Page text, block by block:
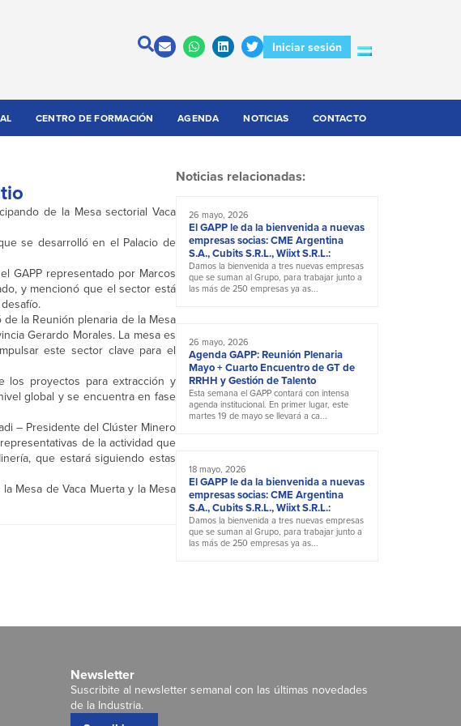
Iniciar sesión
CENTRO DE FORMACIÓN AGENDA NOTICIAS CONTACTO
de la Mesa sectorial Vaca
se desarrolló en el Palacio de
GAPP representado por Marcos
y mencionó que el sector está
la Reunión plenaria de la Mesa
Gerardo Morales. La mesa es
este sector clave para el
los proyectos para extracción y
global y se encuentra en fase
– Presidente del Clúster Minero
de la actividad que
que estará siguiendo estas
Mesa de Vaca Muerta y la Mesa
Noticias relacionadas:
26 mayo, 2026
El GAPP le da la bienvenida a nuevas
empresas socias: CME Argentina
S.A., Cubits S.R.L., Wiixt S.R.L.:
Damos la bienvenida a tres nuevas empresas
que se suman al Grupo, para trabajar junto a
las más de 250 empresas ya as...
26 mayo, 2026
Agenda GAPP: Reunión Plenaria
Mayo + Cuarto Encuentro de GT de
RRHH y Gestión de Talento
Esta semana el GAPP contará con intensa
agenda institucional. En primer lugar, este
martes 19 de mayo se llevará a ca...
18 mayo, 2026
El GAPP le da la bienvenida a nuevas
empresas socias: CME Argentina
S.A., Cubits S.R.L., Wiixt S.R.L.:
Damos la bienvenida a tres nuevas empresas
que se suman al Grupo, para trabajar junto a
las más de 250 empresas ya as...
Newsletter
Suscribite al newsletter semanal con las últimas novedades
de la Industria.